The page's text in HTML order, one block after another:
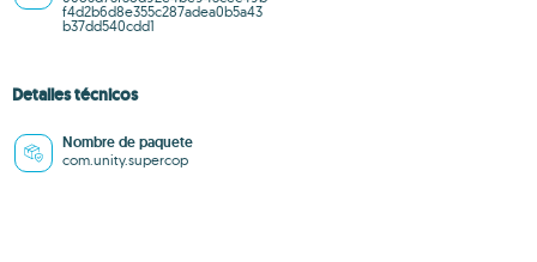
f4d2b6d8e355c287adea0b5a43
b37dd540cdd1
Detalles técnicos
Nombre de paquete
com.unity.supercop